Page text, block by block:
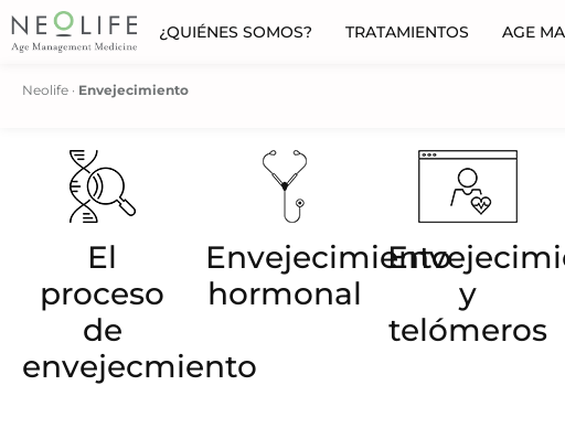
¿QUIÉNES SOMOS? TRATAMIENTOS AGE
Neolife · Envejecimiento
El
proceso
de
envejecmiento
Envejecimiento
hormonal
y
telómeros